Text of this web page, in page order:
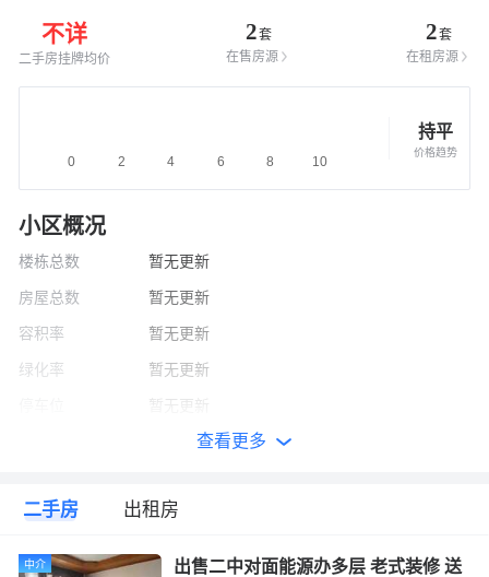
不详
二手房挂牌均价
2套
在售房源
2套
在租房源
持平
价格趋势
小区概况
楼栋总数 暂无更新
房屋总数 暂无更新
容积率 暂无更新
绿化率 暂无更新
暂无更新
竣工时间 暂无更新
物业公司 暂无更新
查看更多
二手房 出租房
中介
出售二中对面能源办多层 老式装修 送